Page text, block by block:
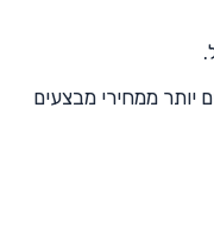
יותר ממחירי מבצעים